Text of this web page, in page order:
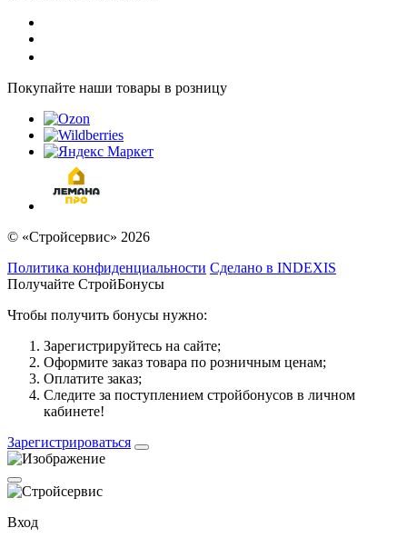
Покупайте наши товары в розницу
© «Стройсервис» 2026
Политика конфиденциальности Сделано в INDEXIS
Получайте СтройБонусы
Чтобы получить бонусы нужно:
Зарегистрируйтесь на сайте;
Оформите заказ товара по розничным ценам;
Оплатите заказ;
Следите за поступлением стройбонусов в личном
кабинете!
Зарегистрироваться
Вход